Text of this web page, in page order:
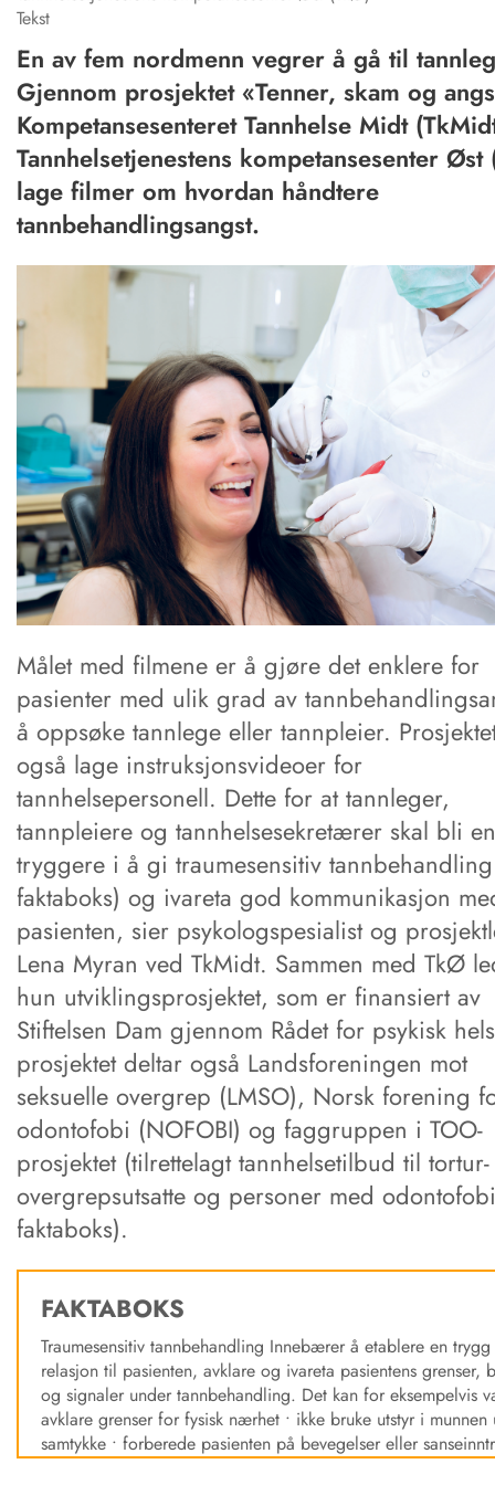
Tekst
En av fem nordmenn vegrer å gå til
Gjennom prosjektet «Tenner, skam og
Kompetansesenteret Tannhelse Midt
Tannhelsetjenestens kompetansesenter
lage filmer om hvordan håndtere
tannbehandlingsangst.
Målet med filmene er å gjøre det enklere for
pasienter med ulik grad av
å oppsøke tannlege eller tannpleier.
også lage instruksjonsvideoer for
tannhelsepersonell. Dette for at tannleger,
tannpleiere og tannhelsesekretærer skal bli
tryggere i å gi traumesensitiv
faktaboks) og ivareta god kommunikasjon
pasienten, sier psykologspesialist og
Lena Myran ved TkMidt. Sammen med TkØ
hun utviklingsprosjektet, som er finansiert av
Stiftelsen Dam gjennom Rådet for psykisk
prosjektet deltar også Landsforeningen mot
seksuelle overgrep (LMSO), Norsk forening
odontofobi (NOFOBI) og faggruppen i TOO-
prosjektet (tilrettelagt tannhelsetilbud til
overgrepsutsatte og personer med
faktaboks).
FAKTABOKS
Traumesensitiv tannbehandling Innebærer å etablere en trygg
relasjon til pasienten, avklare og ivareta pasientens grenser,
og signaler under tannbehandling. Det kan for eksempelvis
avklare grenser for fysisk nærhet • ikke bruke utstyr i munnen
samtykke • forberede pasienten på bevegelser eller